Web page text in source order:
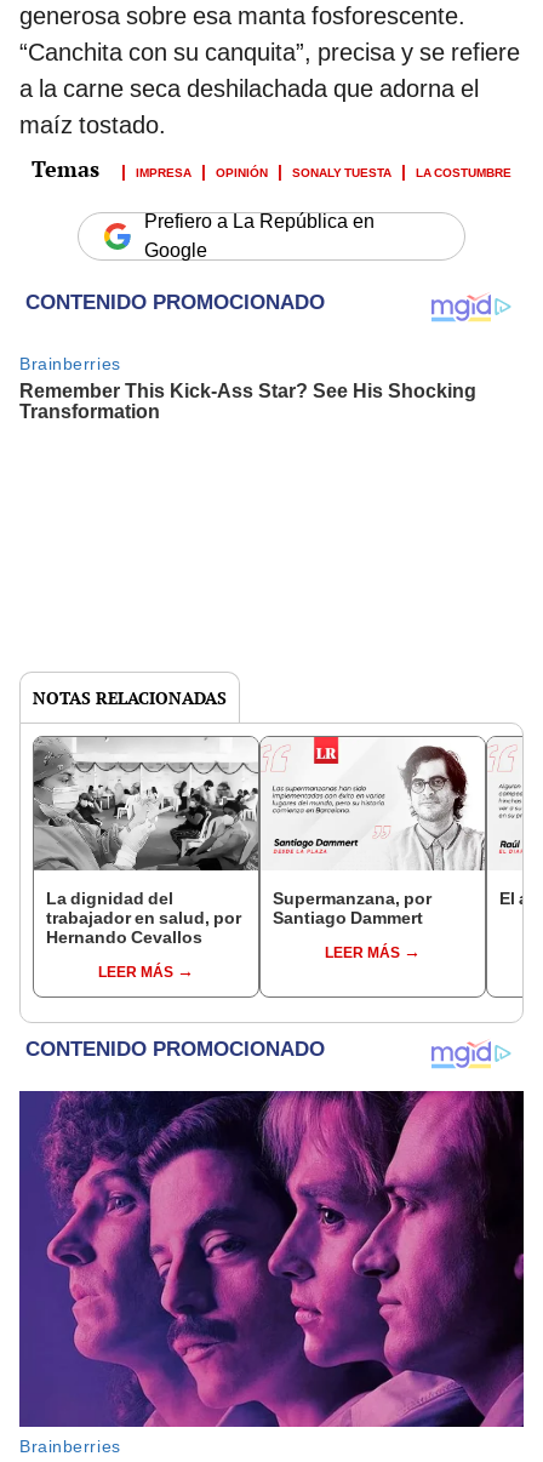
generosa sobre esa manta fosforescente.
“Canchita con su canquita”, precisa y se refiere
a la carne seca deshilachada que adorna el
maíz tostado.
IMPRESA OPINIÓN SONALY TUESTA LA COSTUMBRE
Prefiero a La República en
Google
NOTAS RELACIONADAS
La dignidad del
trabajador en salud, por
Hernando Cevallos
LEER MÁS
Supermanzana, por
Santiago Dammert
LEER MÁS
El